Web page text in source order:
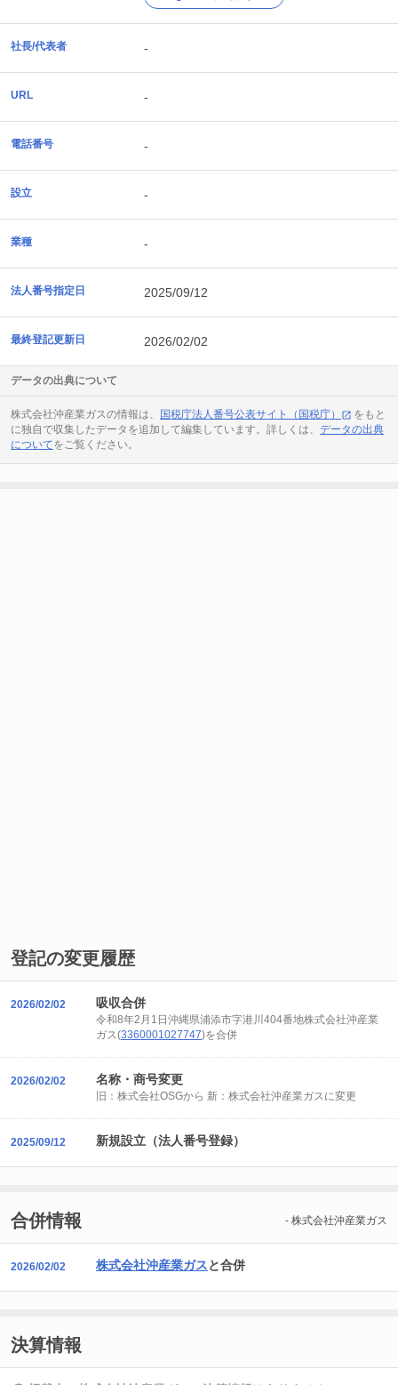
社長/代表者 -
URL -
電話番号 -
設立 -
業種 -
法人番号指定日 2025/09/12
最終登記更新日 2026/02/02
データの出典について
株式会社沖産業ガスの情報は、 国税庁法人番号公表サイト（国税庁）
をもと
に独自で収集したデータを追加して編集しています。詳しくは、 データの出典
についてをご覧ください。
登記の変更履歴
2026/02/02 吸収合併
令和8年2月1日沖縄県浦添市字港川404番地株式会社沖産業
ガス(3360001027747)を合併
2026/02/02 名称・商号変更
旧：株式会社OSGから 新：株式会社沖産業ガスに変更
2025/09/12 新規設立（法人番号登録）
合併情報 - 株式会社沖産業ガス
2026/02/02 株式会社沖産業ガスと合併
決算情報